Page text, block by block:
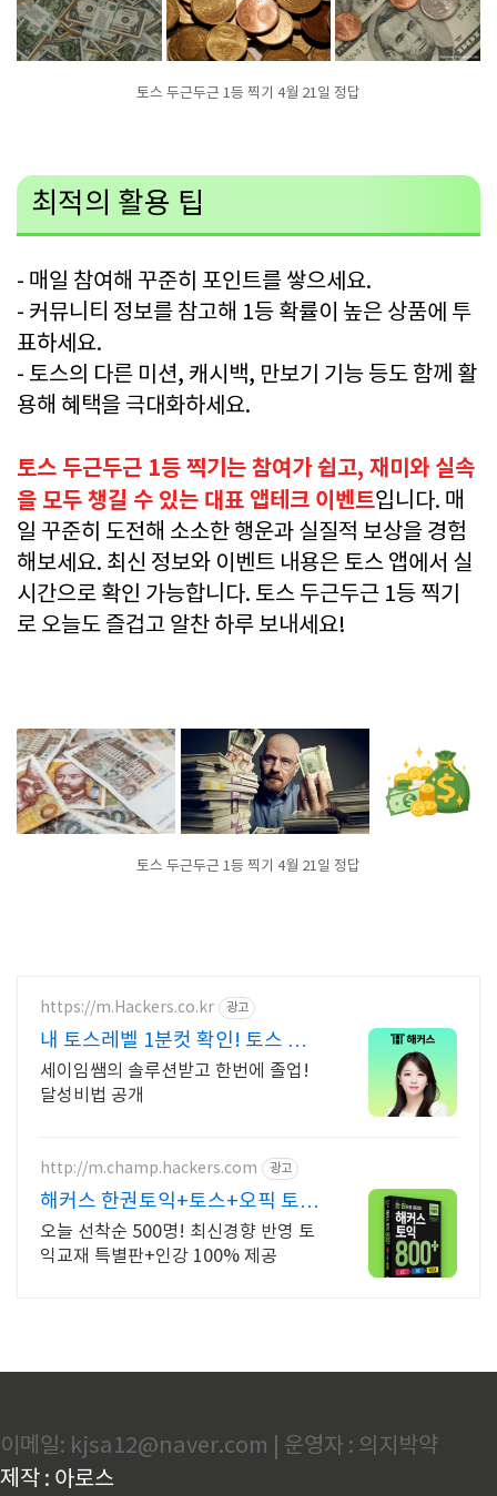
토스 두근두근 1등 찍기 4월 21일 정답
최적의 활용 팁
- 매일 참여해 꾸준히 포인트를 쌓으세요.
- 커뮤니티 정보를 참고해 1등 확률이 높은 상품에 투
표하세요.
- 토스의 다른 미션, 캐시백, 만보기 기능 등도 함께 활
용해 혜택을 극대화하세요.
토스 두근두근 1등 찍기는 참여가 쉽고, 재미와 실속
을 모두 챙길 수 있는 대표 앱테크 이벤트입니다. 매
일 꾸준히 도전해 소소한 행운과 실질적 보상을 경험
해보세요. 최신 정보와 이벤트 내용은 토스 앱에서 실
시간으로 확인 가능합니다. 토스 두근두근 1등 찍기
로 오늘도 즐겁고 알찬 하루 보내세요!
토스 두근두근 1등 찍기 4월 21일 정답
https://m.Hackers.co.kr 광고
내 토스레벨 1분컷 확인! 토스 자
료집도 무료다
세이임쌤의 솔루션받고 한번에 졸업!
달성비법 공개
http://m.champ.hackers.com 광고
해커스 한권토익+토스+오픽 토익
+토스+오픽
오늘 선착순 500명! 최신경향 반영 토
익교재 특별판+인강 100% 제공
이메일: kjsa12@naver.com | 운영자 : 의지박약
제작 : 아로스